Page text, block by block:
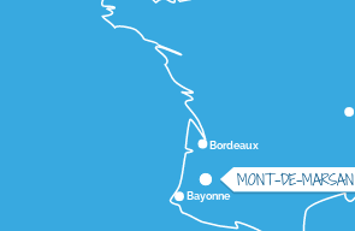
Bordeaux
Bayonne
MONT-DE-MARSAN